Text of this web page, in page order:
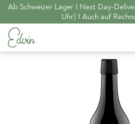
Ab Schweizer Lager I Next Day-
Uhr) I Auch auf